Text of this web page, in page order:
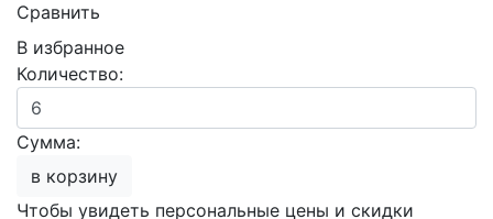
Сравнить
В избранное
Количество:
Сумма:
в корзину
Чтобы увидеть персональные цены и скидки